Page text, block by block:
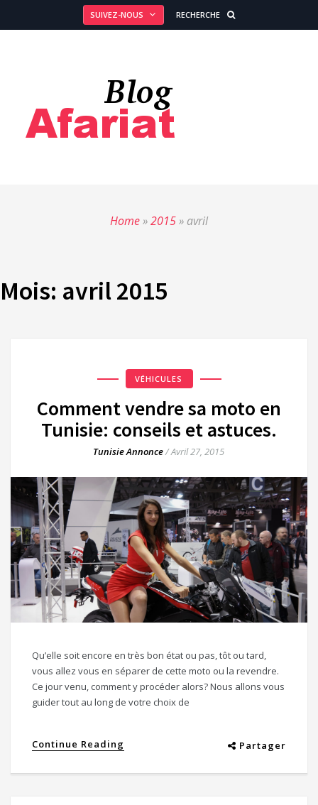
SUIVEZ-NOUS RECHERCHE
Home»2015» avril
Mois: avril 2015
VÉHICULES
Comment vendre sa moto en
Tunisie: conseils et astuces.
Tunisie Annonce/Avril 27, 2015
Qu’elle soit encore en très bon état ou pas, tôt ou tard,
vous allez vous en séparer de cette moto ou la revendre.
Ce jour venu, comment y procéder alors? Nous allons vous
guider tout au long de votre choix de
Continue Reading Partager